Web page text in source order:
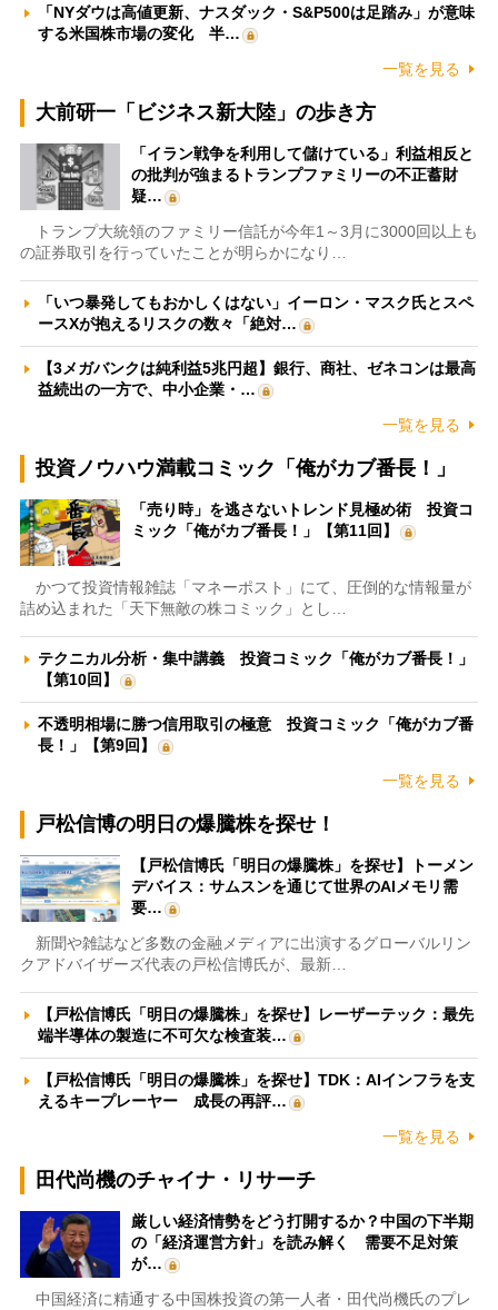
「NYダウは高値更新、ナスダック・S&P500は足踏み」が意味
する米国株市場の変化 半…
一覧を見る
大前研一「ビジネス新大陸」の歩き方
「イラン戦争を利用して儲けている」利益相反と
の批判が強まるトランプファミリーの不正蓄財
疑…
トランプ大統領のファミリー信託が今年1～3月に3000回以上も
の証券取引を行っていたことが明らかになり…
「いつ暴発してもおかしくはない」イーロン・マスク氏とスペ
ースXが抱えるリスクの数々「絶対…
【3メガバンクは純利益5兆円超】銀行、商社、ゼネコンは最高
益続出の一方で、中小企業・…
一覧を見る
投資ノウハウ満載コミック「俺がカブ番長！」
「売り時」を逃さないトレンド見極め術 投資コ
ミック「俺がカブ番長！」【第11回】
かつて投資情報雑誌「マネーポスト」にて、圧倒的な情報量が
詰め込まれた「天下無敵の株コミック」とし…
テクニカル分析・集中講義 投資コミック「俺がカブ番長！」
【第10回】
不透明相場に勝つ信用取引の極意 投資コミック「俺がカブ番
長！」【第9回】
一覧を見る
戸松信博の明日の爆騰株を探せ！
【戸松信博氏「明日の爆騰株」を探せ】トーメン
デバイス：サムスンを通じて世界のAIメモリ需
要…
新聞や雑誌など多数の金融メディアに出演するグローバルリン
クアドバイザーズ代表の戸松信博氏が、最新…
【戸松信博氏「明日の爆騰株」を探せ】レーザーテック：最先
端半導体の製造に不可欠な検査装…
【戸松信博氏「明日の爆騰株」を探せ】TDK：AIインフラを支
えるキープレーヤー 成長の再評…
一覧を見る
田代尚機のチャイナ・リサーチ
厳しい経済情勢をどう打開するか？中国の下半期
の「経済運営方針」を読み解く 需要不足対策
が…
中国経済に精通する中国株投資の第一人者・田代尚機氏のプレ